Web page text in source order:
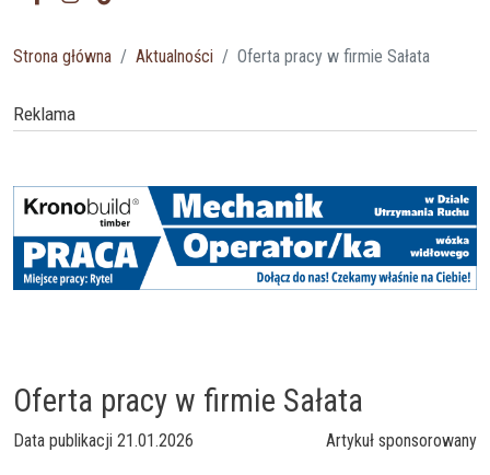
Strona główna Aktualności Oferta pracy w firmie Sałata
Reklama
Oferta pracy w firmie Sałata
Data publikacji 21.01.2026 Artykuł sponsorowany